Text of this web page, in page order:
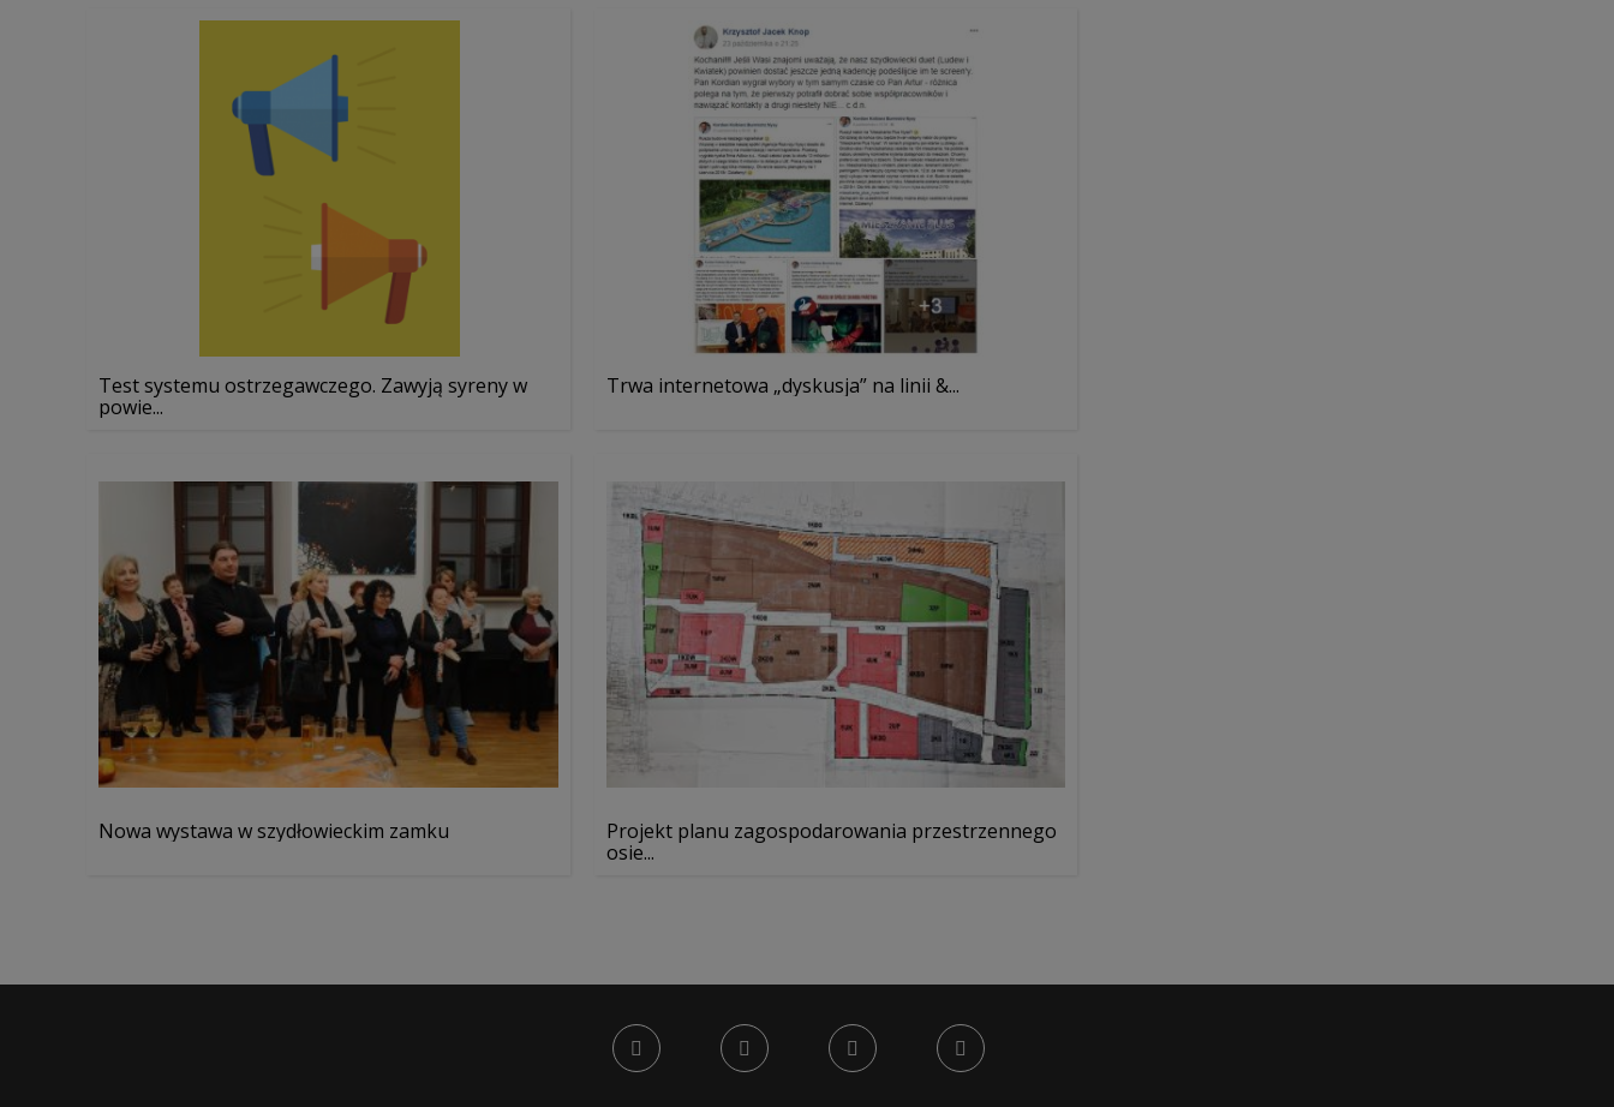
Test systemu ostrzegawczego. Zawyją syreny w
powie...
Trwa internetowa „dyskusja” na linii &...
Nowa wystawa w szydłowieckim zamku
Projekt planu zagospodarowania przestrzennego
osie...